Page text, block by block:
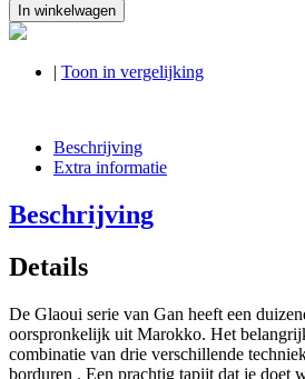
In winkelwagen
| Toon in vergelijking
Beschrijving
Extra informatie
Beschrijving
Details
De Glaoui serie van Gan heeft een
oorspronkelijk uit Marokko. Het
combinatie van drie verschillende
borduren . Een prachtig tapijt dat je doet